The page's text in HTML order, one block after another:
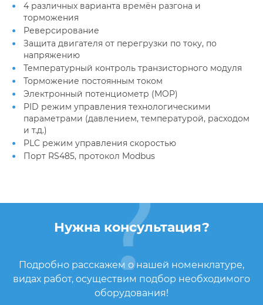
4 различных варианта времён разгона и
торможения
Реверсирование
Защита двигателя от перегрузки по току, по
напряжению
Температурный контроль транзисторного модуля
Торможение постоянным током
Электронный потенциометр (MOP)
PID режим управления технологическими
параметрами (давлением, температурой, расходом
и т.д.)
PLC режим управления скоростью
Порт RS485, протокол Modbus
Нужна консультация?
Подробно расскажем о нашей номенклатуре,
видах работ, осуществим подбор необходимого
оборудования!